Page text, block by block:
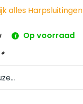
alles Harpsluitingen
Op voorraad
*